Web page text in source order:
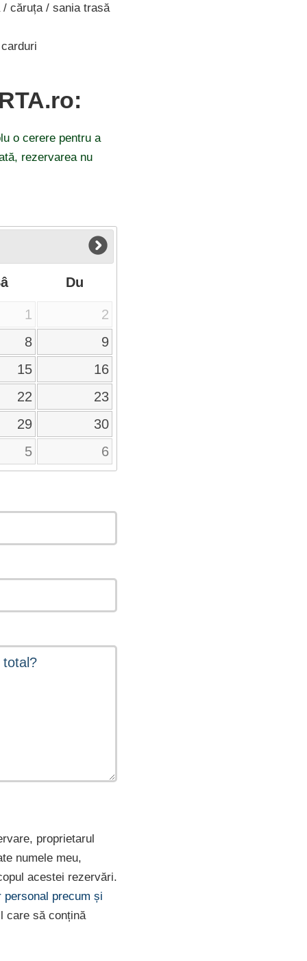
căruța / sania trasă
o cerere pentru a
rezervarea nu
Du
1
2
8
9
15
16
22
23
29
30
5
6
proprietarul
numele meu,
acestei rezervări.
precum și
care să conțină